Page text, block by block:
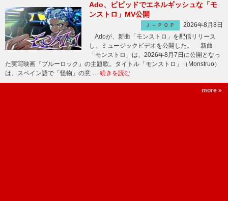
Ado、ビビッドでエネルギッシュな「モ
ンストロ」MV公開
Ｊ－ＰＯＰ
2026年8月8日
Adoが、新曲「モンストロ」を配信リリース
し、ミュージックビデオを公開した。 新曲
「モンストロ」は、2026年8月7日に公開となっ
た実写映画『ブルーロック』の主題歌。タイトル「モンストロ」（Monstruo）
は、スペイン語で「怪物」の意 … 続きを読む
more »